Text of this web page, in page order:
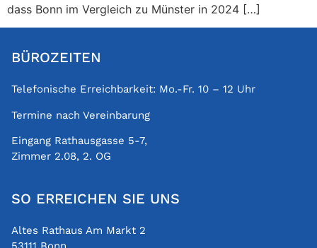
dass Bonn im Vergleich zu Münster in 2024 […]
BÜROZEITEN
Telefonische Erreichbarkeit: Mo.-Fr. 10 – 12 Uhr
Termine nach Vereinbarung
Eingang Rathausgasse 5-7,
Zimmer 2.08, 2. OG
SO ERREICHEN SIE UNS
Altes Rathaus Am Markt 2